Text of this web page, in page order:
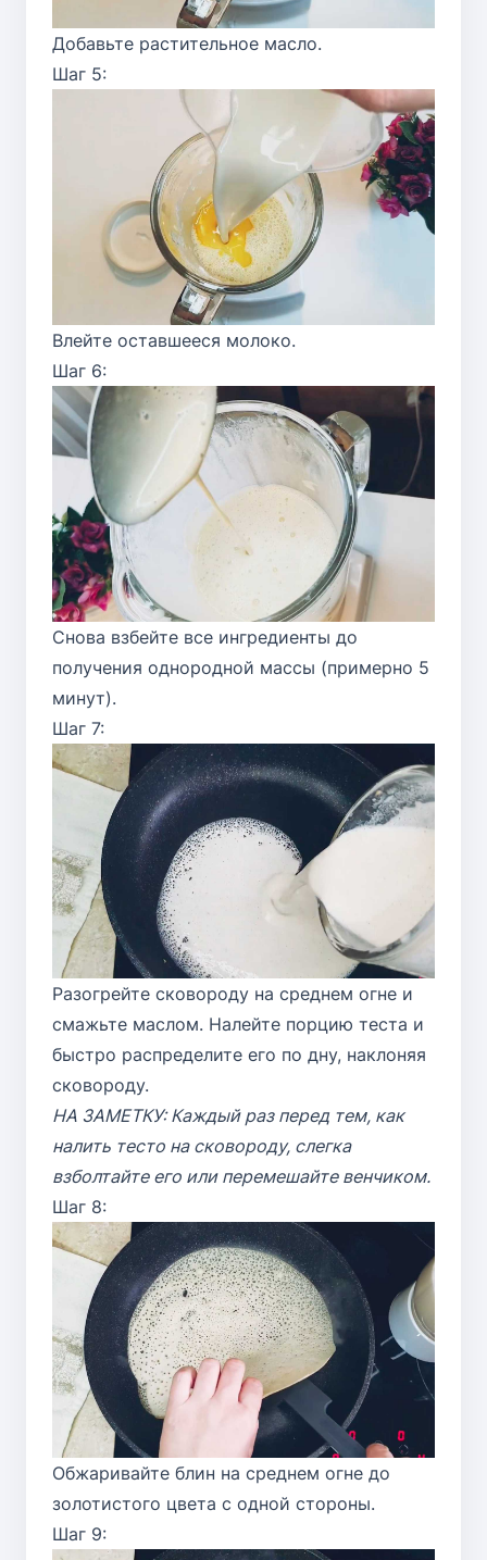
Добавьте растительное масло.
Шаг 5:
Влейте оставшееся молоко.
Шаг 6:
Снова взбейте все ингредиенты до
получения однородной массы (примерно 5
минут).
Шаг 7:
Разогрейте сковороду на среднем огне и
смажьте маслом. Налейте порцию теста и
быстро распределите его по дну, наклоняя
сковороду.
НА ЗАМЕТКУ: Каждый раз перед тем, как
налить тесто на сковороду, слегка
взболтайте его или перемешайте венчиком.
Шаг 8:
Обжаривайте блин на среднем огне до
золотистого цвета с одной стороны.
Шаг 9: